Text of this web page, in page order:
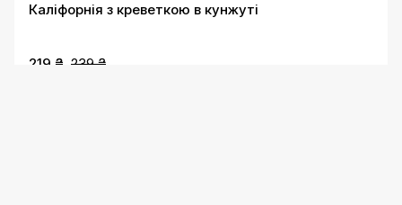
Каліфорнія з креветкою в кунжуті
219 ₴ 239 ₴